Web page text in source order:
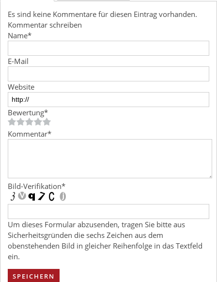
Es sind keine Kommentare für diesen Eintrag vorhanden.
Kommentar schreiben
Name*
E-Mail
Website
Bewertung*
Kommentar*
Bild-Verifikation*
Um dieses Formular abzusenden, tragen Sie bitte aus
Sicherheitsgründen die sechs Zeichen aus dem
obenstehenden Bild in gleicher Reihenfolge in das Textfeld
ein.
SPEICHERN